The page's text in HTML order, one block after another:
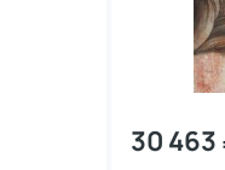
30 463